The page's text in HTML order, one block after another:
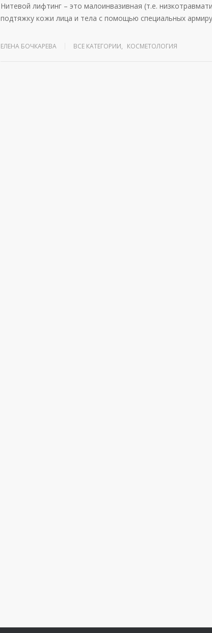
Нитевой лифтинг – это малоинвазивная (т.е.
подтяжку кожи лица и тела с помощью специальных
ЕЛЕНА БОЧКАРЕВА ВСЕ КАТЕГОРИИ, КОСМЕТОЛОГИЯ